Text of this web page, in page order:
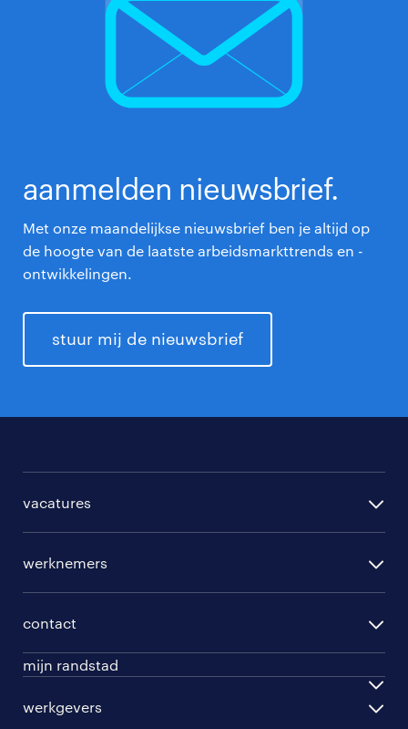
aanmelden nieuwsbrief.
Met onze maandelijkse nieuwsbrief ben je altijd op
de hoogte van de laatste arbeidsmarkttrends en -
ontwikkelingen.
stuur mij de nieuwsbrief
vacatures
per vakgebied
per topwerkgever
werknemers
ontwikkel jezelf
work for ukraine
contact
werknemers
werkgevers
mijn randstad
werkgevers